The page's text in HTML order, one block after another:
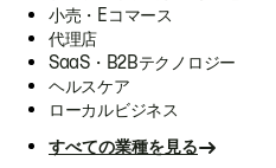
小売・Eコマース
代理店
SaaS・B2Bテクノロジー
ヘルスケア
ローカルビジネス
すべての業種を見る